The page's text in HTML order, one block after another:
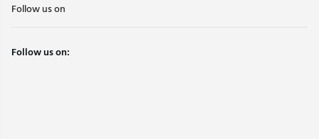
Follow us on
Follow us on: